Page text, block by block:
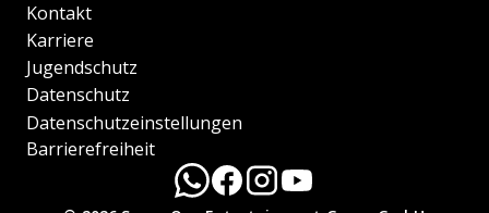
Kontakt
Karriere
Jugendschutz
Datenschutz
Datenschutzeinstellungen
Barrierefreiheit